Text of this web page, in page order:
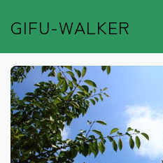
GIFU-WALKER
MENU
Author’s Voice
Café&Rest.